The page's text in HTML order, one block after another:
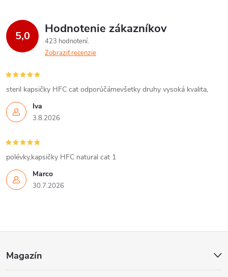
5,0 Hodnotenie zákazníkov
423 hodnotení
Zobraziť recenzie
Iva
3.8.2026
steril kapsičky HFC cat odporúčámevšetky druhy vysoká kvalita,
Marco
30.7.2026
polévky,kapsičky HFC natural cat 1
Magazín